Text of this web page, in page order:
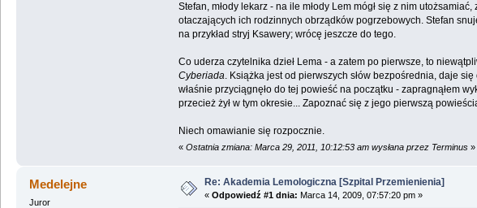
Stefan, młody lekarz - na ile młody Lem mógł się z nim
otaczających ich rodzinnych obrządków pogrzebowych. Stefan
na przykład stryj Ksawery; wrócę jeszcze do tego.
Co uderza czytelnika dzieł Lema - a zatem po pierwsze, to
Cyberiada. Książka jest od pierwszych słów bezpośrednia, daje
właśnie przyciągnęło do tej powieść na początku - zapragnąłem
przecież żył w tym okresie... Zapoznać się z jego pierwszą
Niech omawianie się rozpocznie.
« Ostatnia zmiana: Marca 29, 2011, 10:12:53 am wysłana przez Terminus»
Medelejne
Juror
Re: Akademia Lemologiczna [Szpital Przemienienia]
« Odpowiedź #1 dnia: Marca 14, 2009, 07:57:20 pm »